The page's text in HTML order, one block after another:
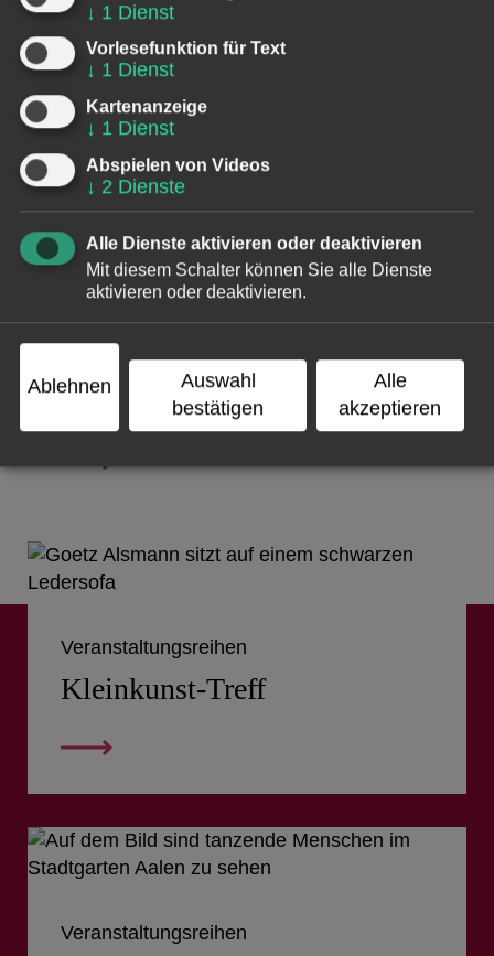
Poetry-Slam-Text „Eines Tages, Baby“, der 2014
viral ging und bisher 15 Millionen Views hat. Julia
Engelmann lebt in Berlin.
Eine Veranstaltung in Kooperation mit Lit. Die
Stadtbuchhandlung.
AUSVERKAUFT
Veranstaltungsreihen
KUBAA-Reihen
Veranstaltungsreihen
Kleinkunst-Treff
Veranstaltungsreihen
↓ 1 Dienst
Vorlesefunktion für Text
↓ 1 Dienst
Kartenanzeige
↓ 1 Dienst
Abspielen von Videos
↓ 2 Dienste
Alle Dienste aktivieren oder deaktivieren
Mit diesem Schalter können Sie alle Dienste
aktivieren oder deaktivieren.
Ablehnen
Auswahl
bestätigen
Alle
akzeptieren